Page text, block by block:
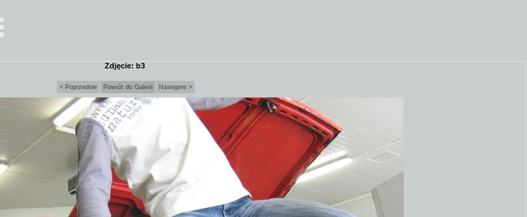
Zdjęcie: b3
< Poprzednie Powrót do Galerii Następne >